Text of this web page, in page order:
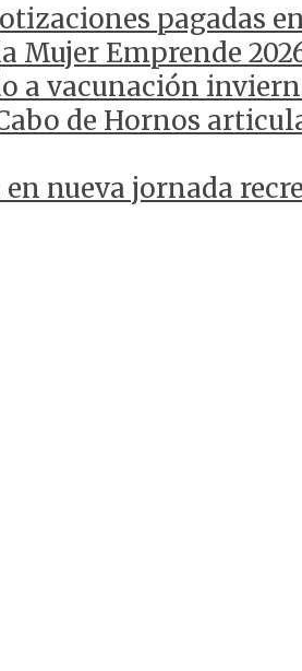
pagadas
Mujer Emprende
a vacunación
de Hornos
nueva jornada